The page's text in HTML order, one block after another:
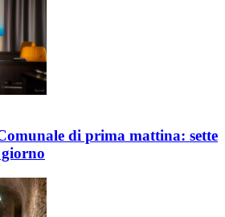
di prima mattina: sette